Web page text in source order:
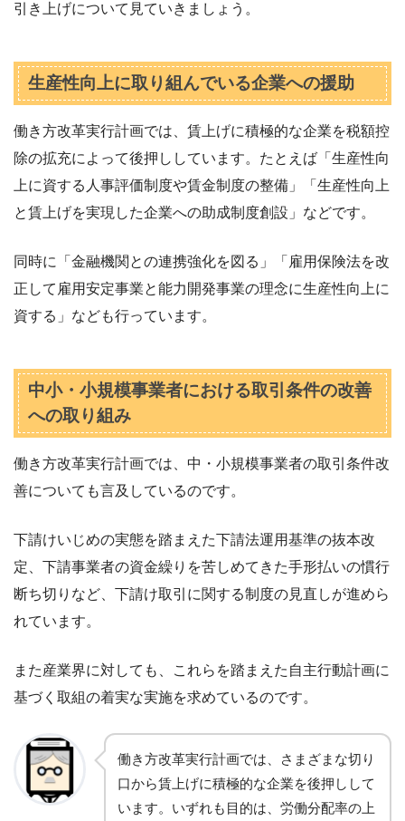
引き上げについて見ていきましょう。
生産性向上に取り組んでいる企業への援助
働き方改革実行計画では、賃上げに積極的な企業を税額控
除の拡充によって後押ししています。たとえば「生産性向
上に資する人事評価制度や賃金制度の整備」「生産性向上
と賃上げを実現した企業への助成制度創設」などです。
同時に「金融機関との連携強化を図る」「雇用保険法を改
正して雇用安定事業と能力開発事業の理念に生産性向上に
資する」なども行っています。
中小・小規模事業者における取引条件の改善
への取り組み
働き方改革実行計画では、中・小規模事業者の取引条件改
善についても言及しているのです。
下請けいじめの実態を踏まえた下請法運用基準の抜本改
定、下請事業者の資金繰りを苦しめてきた手形払いの慣行
断ち切りなど、下請け取引に関する制度の見直しが進めら
れています。
また産業界に対しても、これらを踏まえた自主行動計画に
基づく取組の着実な実施を求めているのです。
働き方改革実行計画では、さまざまな切り
口から賃上げに積極的な企業を後押しして
います。いずれも目的は、労働分配率の上